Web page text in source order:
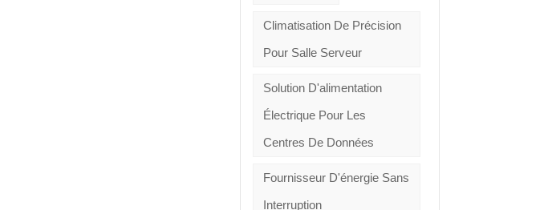
Climatisation De Précision
Pour Salle Serveur
Solution D'alimentation
Électrique Pour Les
Centres De Données
Fournisseur D'énergie Sans
Interruption